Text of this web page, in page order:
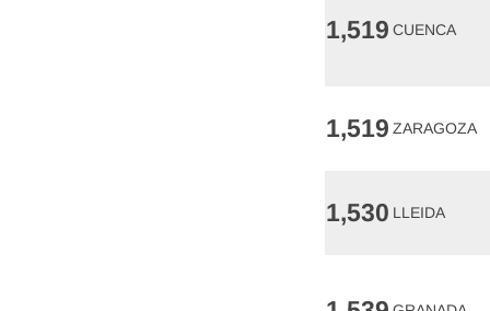
1,519 CUENCA
1,519 ZARAGOZA
1,530 LLEIDA